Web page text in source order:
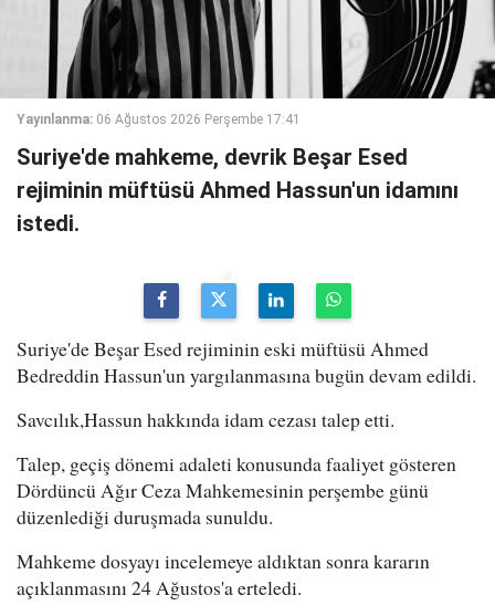
Yayınlanma: 06 Ağustos 2026 Perşembe 17:41
Suriye'de mahkeme, devrik Beşar Esed
rejiminin müftüsü Ahmed Hassun'un idamını
istedi.
Suriye'de Beşar Esed rejiminin eski müftüsü Ahmed
Bedreddin Hassun'un yargılanmasına bugün devam edildi.
Savcılık,Hassun hakkında idam cezası talep etti.
Talep, geçiş dönemi adaleti konusunda faaliyet gösteren
Dördüncü Ağır Ceza Mahkemesinin perşembe günü
düzenlediği duruşmada sunuldu.
Mahkeme dosyayı incelemeye aldıktan sonra kararın
açıklanmasını 24 Ağustos'a erteledi.